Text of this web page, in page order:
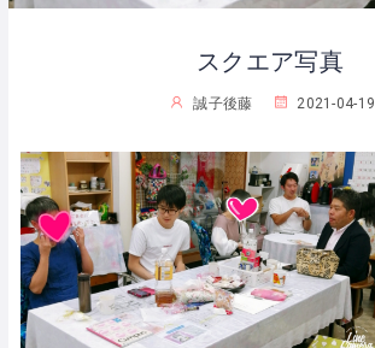
スクエア写真
誠子後藤 2021-04-19